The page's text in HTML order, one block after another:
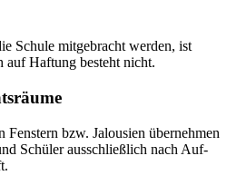
Schu­le mit­ge­bracht wer­den, ist
auf Haf­tung besteht nicht.
bzw. Jalou­sien über­neh­men
Schü­ler aus­schließ­lich nach Auf­